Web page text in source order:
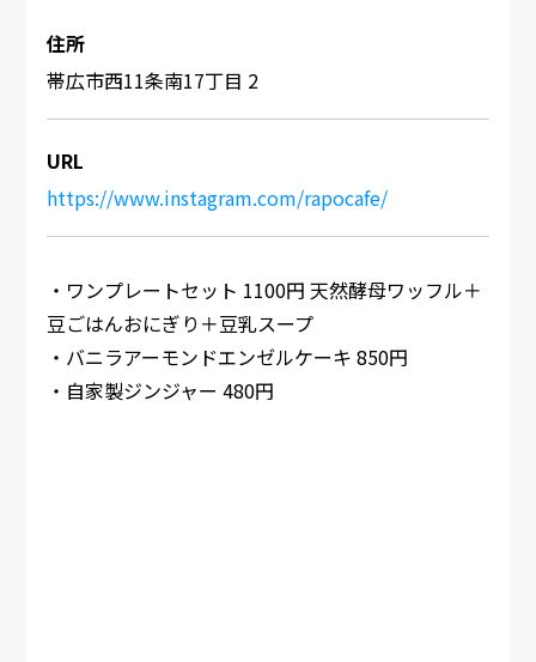
住所
帯広市西11条南17丁目 2
URL
https://www.instagram.com/rapocafe/
・ワンプレートセット 1100円 天然酵母ワッフル＋
豆ごはんおにぎり＋豆乳スープ
・バニラアーモンドエンゼルケーキ 850円
・自家製ジンジャー 480円